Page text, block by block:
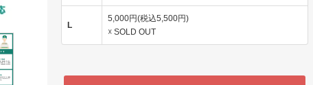
L
5,000円(税込5,500円)
☓ SOLD OUT